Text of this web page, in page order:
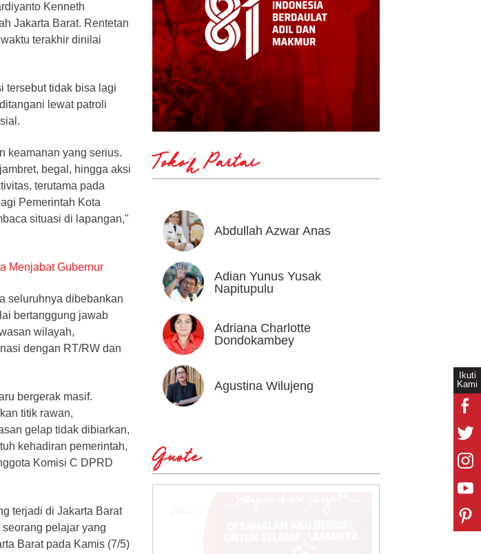
Ikuti
Kami
Kenneth
Jakarta Barat. Rentetan
terakhir dinilai
tersebut tidak bisa lagi
lewat patroli
keamanan yang serius.
begal, hingga aksi
terutama pada
Pemerintah Kota
situasi di lapangan,"
Menjabat Gubernur
seluruhnya dibebankan
bertanggung jawab
wilayah,
dengan RT/RW dan
bergerak masif.
titik rawan,
gelap tidak dibiarkan,
kehadiran pemerintah,
Komisi C DPRD
terjadi di Jakarta Barat
pelajar yang
Barat pada Kamis (7/5)
Tokoh Partai
Abdullah Azwar Anas
Adian Yunus Yusak
Napitupulu
Adriana Charlotte
Dondokambey
Agustina Wilujeng Andi
Quote